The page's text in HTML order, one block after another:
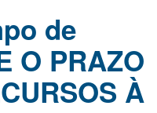
de
O PRAZO
À